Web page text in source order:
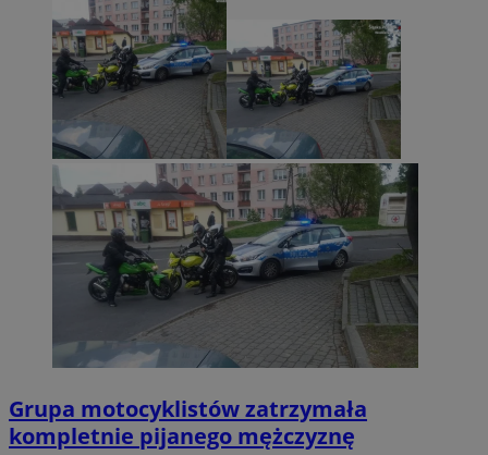
Grupa motocyklistów zatrzymała
kompletnie pijanego mężczyznę